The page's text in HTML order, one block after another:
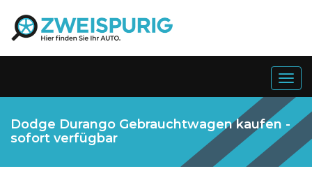
Dodge Durango Gebrauchtwagen kaufen -
sofort verfügbar